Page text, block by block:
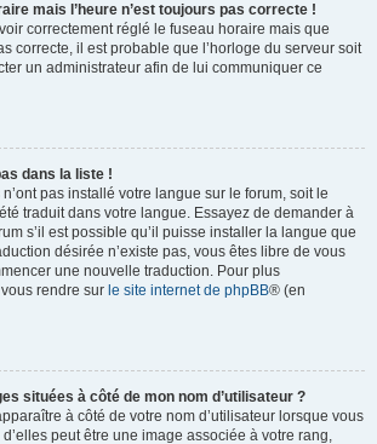
mais l’heure n’est toujours pas correcte !
correctement réglé le fuseau horaire mais que
correcte, il est probable que l’horloge du serveur soit
un administrateur afin de lui communiquer ce
dans la liste !
pas installé votre langue sur le forum, soit le
traduit dans votre langue. Essayez de demander à
s’il est possible qu’il puisse installer la langue que
désirée n’existe pas, vous êtes libre de vous
une nouvelle traduction. Pour plus
rendre sur le site internet de phpBB® (en
situées à côté de mon nom d’utilisateur ?
à côté de votre nom d’utilisateur lorsque vous
peut être une image associée à votre rang,